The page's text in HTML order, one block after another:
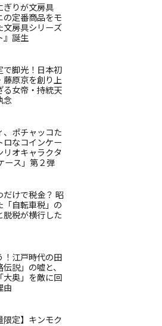
ぎりが文房具
の定番商品をモ
文房具シリーズ
』誕生
で脚光！日本初
藤原京を創り上
る女帝・持統天
念
、ポチャッコた
ロなコインケー
リオキャラクタ
ース」第２弾
だけで税金？ 昭
「自転車税」の
脱税が横行した
！江戸時代の田
説」の嘘と、
大奥」を敵に回
由
限定】キンモク